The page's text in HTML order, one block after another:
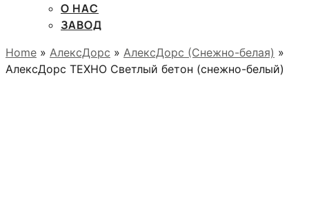
О НАС
ЗАВОД
Home » АлексДорс » АлексДорс (Снежно-белая) »
АлексДорс ТЕХНО Светлый бетон (снежно-белый)